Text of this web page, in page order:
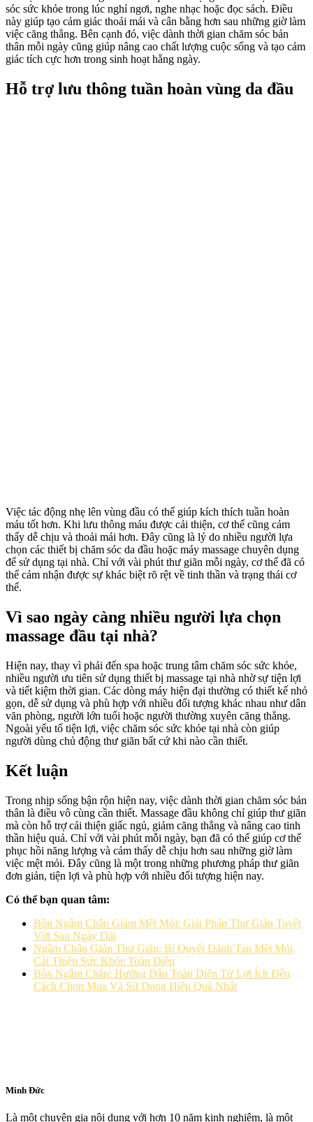
sóc sức khỏe trong lúc nghỉ ngơi, nghe nhạc hoặc đọc sách. Điều
này giúp tạo cảm giác thoải mái và cân bằng hơn sau những giờ làm
việc căng thẳng. Bên cạnh đó, việc dành thời gian chăm sóc bản
thân mỗi ngày cũng giúp nâng cao chất lượng cuộc sống và tạo cảm
giác tích cực hơn trong sinh hoạt hằng ngày.
Hỗ trợ lưu thông tuần hoàn vùng da đầu
Việc tác động nhẹ lên vùng đầu có thể giúp kích thích tuần hoàn
máu tốt hơn. Khi lưu thông máu được cải thiện, cơ thể cũng cảm
thấy dễ chịu và thoải mái hơn. Đây cũng là lý do nhiều người lựa
chọn các thiết bị chăm sóc da đầu hoặc máy massage chuyên dụng
để sử dụng tại nhà. Chỉ với vài phút thư giãn mỗi ngày, cơ thể đã có
thể cảm nhận được sự khác biệt rõ rệt về tinh thần và trạng thái cơ
thể.
Vì sao ngày càng nhiều người lựa chọn
massage đầu tại nhà?
Hiện nay, thay vì phải đến spa hoặc trung tâm chăm sóc sức khỏe,
nhiều người ưu tiên sử dụng thiết bị massage tại nhà nhờ sự tiện lợi
và tiết kiệm thời gian. Các dòng máy hiện đại thường có thiết kế nhỏ
gọn, dễ sử dụng và phù hợp với nhiều đối tượng khác nhau như dân
văn phòng, người lớn tuổi hoặc người thường xuyên căng thẳng.
Ngoài yếu tố tiện lợi, việc chăm sóc sức khỏe tại nhà còn giúp
người dùng chủ động thư giãn bất cứ khi nào cần thiết.
Kết luận
Trong nhịp sống bận rộn hiện nay, việc dành thời gian chăm sóc bản
thân là điều vô cùng cần thiết. Massage đầu không chỉ giúp thư giãn
mà còn hỗ trợ cải thiện giấc ngủ, giảm căng thẳng và nâng cao tinh
thần hiệu quả. Chỉ với vài phút mỗi ngày, bạn đã có thể giúp cơ thể
phục hồi năng lượng và cảm thấy dễ chịu hơn sau những giờ làm
việc mệt mỏi. Đây cũng là một trong những phương pháp thư giãn
đơn giản, tiện lợi và phù hợp với nhiều đối tượng hiện nay.
Có thể bạn quan tâm:
Bồn Ngâm Chân Giảm Mệt Mỏi: Giải Pháp Thư Giãn Tuyệt
Vời Sau Ngày Dài
Ngâm Chân Giúp Thư Giãn: Bí Quyết Đánh Tan Mệt Mỏi,
Cải Thiện Sức Khỏe Toàn Diện
Bồn Ngâm Chân: Hướng Dẫn Toàn Diện Từ Lợi Ích Đến
Cách Chọn Mua Và Sử Dụng Hiệu Quả Nhất
Minh Đức
Là một chuyên gia nội dung với hơn 10 năm kinh nghiệm, là một